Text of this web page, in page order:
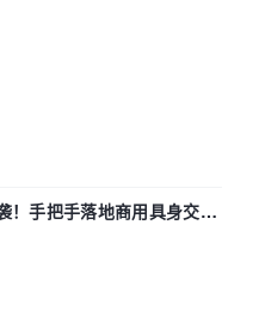
手把手落地商用具身交互